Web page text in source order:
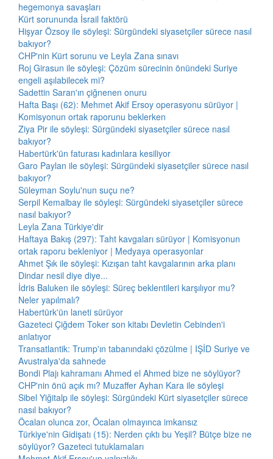
hegemonya savaşları
Kürt sorununda İsrail faktörü
Hişyar Özsoy ile söyleşi: Sürgündeki siyasetçiler sürece nasıl
bakıyor?
CHP'nin Kürt sorunu ve Leyla Zana sınavı
Roj Girasun ile söyleşi: Çözüm sürecinin önündeki Suriye
engeli aşılabilecek mi?
Sadettin Saran'ın çiğnenen onuru
Hafta Başı (62): Mehmet Akif Ersoy operasyonu sürüyor |
Komisyonun ortak raporunu beklerken
Ziya Pir ile söyleşi: Sürgündeki siyasetçiler sürece nasıl
bakıyor?
Habertürk'ün faturası kadınlara kesiliyor
Garo Paylan ile söyleşi: Sürgündeki siyasetçiler sürece nasıl
bakıyor?
Süleyman Soylu'nun suçu ne?
Serpil Kemalbay ile söyleşi: Sürgündeki siyasetçiler sürece
nasıl bakıyor?
Leyla Zana Türkiye'dir
Haftaya Bakış (297): Taht kavgaları sürüyor | Komisyonun
ortak raporu bekleniyor | Medyaya operasyonlar
Ahmet Şık ile söyleşi: Kızışan taht kavgalarının arka planı
Dindar nesil diye diye...
İdris Baluken ile söyleşi: Süreç beklentileri karşılıyor mu?
Neler yapılmalı?
Habertürk'ün laneti sürüyor
Gazeteci Çiğdem Toker son kitabı Devletin Cebinden'i
anlatıyor
Transatlantik: Trump'ın tabanındaki çözülme | IŞİD Suriye ve
Avustralya'da sahnede
Bondi Plajı kahramanı Ahmed el Ahmed bize ne söylüyor?
CHP'nin önü açık mı? Muzaffer Ayhan Kara ile söyleşi
Sibel Yiğitalp ile söyleşi: Sürgündeki Kürt siyasetçiler sürece
nasıl bakıyor?
Öcalan olunca zor, Öcalan olmayınca imkansız
Türkiye'nin Gidişatı (15): Nerden çıktı bu Yeşil? Bütçe bize ne
söylüyor? Gazeteci tutuklamaları